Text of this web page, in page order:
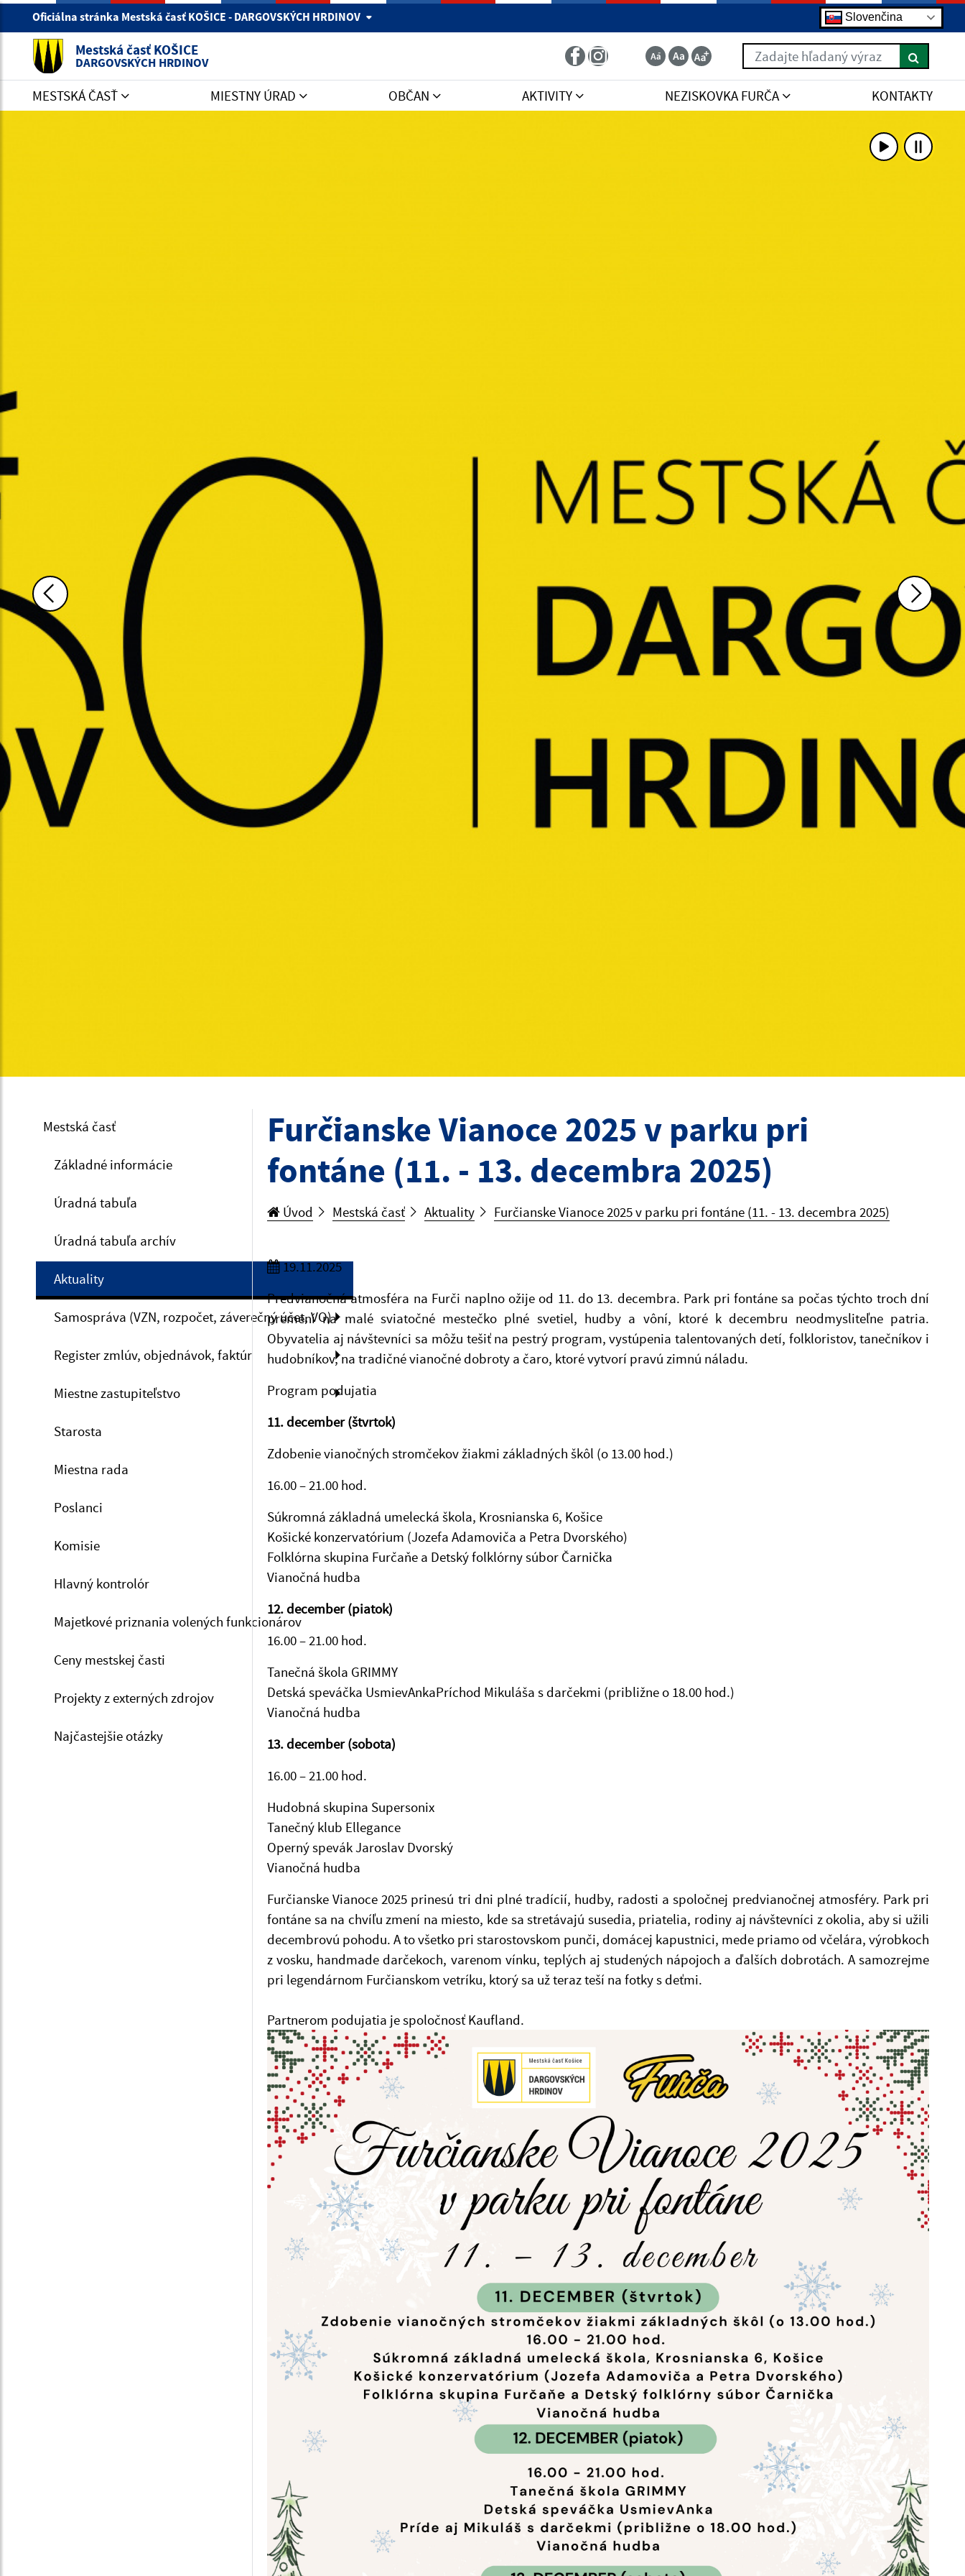
Oficiálna stránka Mestská časť KOŠICE - DARGOVSKÝCH HRDINOV Slovenčina
Mestská časť KOŠICE
DARGOVSKÝCH HRDINOV
Zadajte hľadaný výraz
MESTSKÁ ČASŤ MIESTNY ÚRAD OBČAN AKTIVITY NEZISKOVKA FURČA KONTAKTY
Mestská časť
Základné informácie
Úradná tabuľa
Úradná tabuľa archív
Aktuality
Samospráva (VZN, rozpočet, záverečný účet, VO)
Register zmlúv, objednávok, faktúr
Miestne zastupiteľstvo
Starosta
Miestna rada
Poslanci
Komisie
Hlavný kontrolór
Majetkové priznania volených funkcionárov
Ceny mestskej časti
Projekty z externých zdrojov
Najčastejšie otázky
Furčianske Vianoce 2025 v parku pri
fontáne (11. - 13. decembra 2025)
Úvod Mestská časť Aktuality Furčianske Vianoce 2025 v parku pri fontáne (11. - 13. decembra 2025)
19.11.2025
Predvianočná atmosféra na Furči naplno ožije od 11. do 13. decembra. Park pri fontáne sa počas týchto troch dní
premení na malé sviatočné mestečko plné svetiel, hudby a vôní, ktoré k decembru neodmysliteľne patria.
Obyvatelia aj návštevníci sa môžu tešiť na pestrý program, vystúpenia talentovaných detí, folkloristov, tanečníkov i
hudobníkov, na tradičné vianočné dobroty a čaro, ktoré vytvorí pravú zimnú náladu.
Program podujatia
11. december (štvrtok)
Zdobenie vianočných stromčekov žiakmi základných škôl (o 13.00 hod.)
16.00 – 21.00 hod.
Súkromná základná umelecká škola, Krosnianska 6, Košice
Košické konzervatórium (Jozefa Adamoviča a Petra Dvorského)
Folklórna skupina Furčaňe a Detský folklórny súbor Čarnička
Vianočná hudba
12. december (piatok)
16.00 – 21.00 hod.
Tanečná škola GRIMMY
Detská speváčka UsmievAnkaPríchod Mikuláša s darčekmi (približne o 18.00 hod.)
Vianočná hudba
13. december (sobota)
16.00 – 21.00 hod.
Hudobná skupina Supersonix
Tanečný klub Ellegance
Operný spevák Jaroslav Dvorský
Vianočná hudba
Furčianske Vianoce 2025 prinesú tri dni plné tradícií, hudby, radosti a spoločnej predvianočnej atmosféry. Park pri
fontáne sa na chvíľu zmení na miesto, kde sa stretávajú susedia, priatelia, rodiny aj návštevníci z okolia, aby si užili
decembrovú pohodu. A to všetko pri starostovskom punči, domácej kapustnici, mede priamo od včelára, výrobkoch
z vosku, handmade darčekoch, varenom vínku, teplých aj studených nápojoch a ďalších dobrotách. A samozrejme
pri legendárnom Furčianskom vetríku, ktorý sa už teraz teší na fotky s deťmi.
Partnerom podujatia je spoločnosť Kaufland.